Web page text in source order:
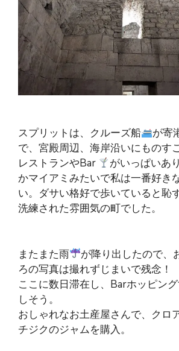
スプリットは、クルーズ船
が寄
で、宮殿周辺、海岸沿いにものす
レストランやBar
がいっぱいあ
かマイアミみたいで私は一番好き
い。ダサい格好で歩いていると恥
洗練された雰囲気の町でした。
またまた雨
が降り出したので、
ろの写真は撮れずじまいで残念！
ここに数日滞在し、Barホッピン
しそう。
おしゃれなお土産屋さんで、クロ
チジクのジャムを購入。